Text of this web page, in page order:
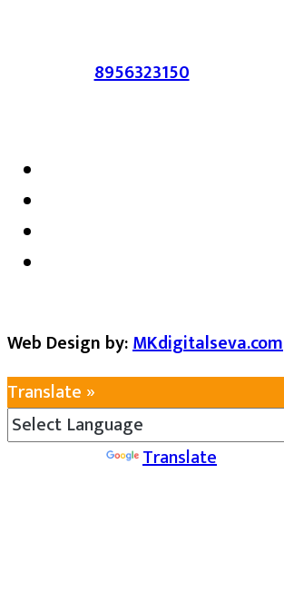
संपर्क :-8956323150/ ईमेल :-
Web Design by:MKdigitalseva.com
Translate »
Translate